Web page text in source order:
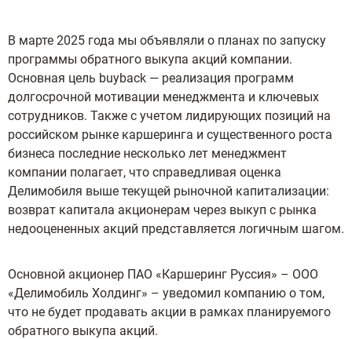
В марте 2025 года мы объявляли о планах по запуску
программы обратного выкупа акций компании.
Основная цель buyback — реализация программ
долгосрочной мотивации менеджмента и ключевых
сотрудников. Также с учетом лидирующих позиций на
российском рынке каршеринга и существенного роста
бизнеса последние несколько лет менеджмент
компании полагает, что справедливая оценка
Делимобиля выше текущей рыночной капитализации:
возврат капитала акционерам через выкуп с рынка
недооцененных акций представляется логичным шагом.
Основной акционер ПАО «Каршеринг Руссия» – ООО
«Делимобиль Холдинг» – уведомил компанию о том,
что не будет продавать акции в рамках планируемого
обратного выкупа акций.